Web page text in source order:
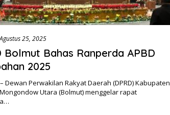
Agustus 25, 2025
Bolmut Bahas Ranperda APBD
2025
– Dewan Perwakilan Rakyat Daerah (DPRD) Kabupaten
Utara (Bolmut) menggelar rapat